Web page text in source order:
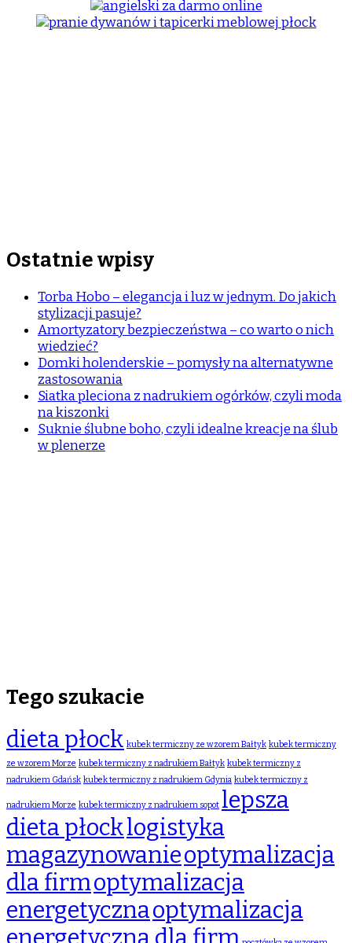
Ostatnie wpisy
Torba Hobo – elegancja i luz w jednym. Do jakich
stylizacji pasuje?
Amortyzatory bezpieczeństwa – co warto o nich
wiedzieć?
Domki holenderskie – pomysły na alternatywne
zastosowania
Siatka pleciona z nadrukiem ogórków, czyli moda
na kiszonki
Suknie ślubne boho, czyli idealne kreacje na ślub
w plenerze
Tego szukacie
dieta płock kubek termiczny ze wzorem Bałtyk kubek termiczny
ze wzorem Morze kubek termiczny z nadrukiem Bałtyk kubek termiczny z
nadrukiem Gdańsk kubek termiczny z nadrukiem Gdynia kubek termiczny z
nadrukiem Morze kubek termiczny z nadrukiem sopot lepsza
dieta płocklogistyka
magazynowanieoptymalizacja
dla firmoptymalizacja
energetycznaoptymalizacja